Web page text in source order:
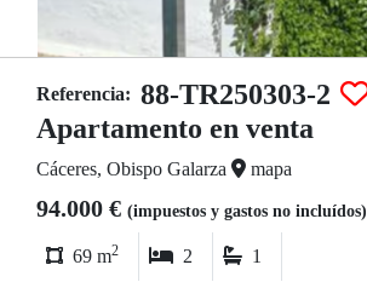
Referencia: 88-TR250303-2
Apartamento en venta
Cáceres, Obispo Galarza mapa
94.000 € (impuestos y gastos no incluídos)
69 m2 2 1